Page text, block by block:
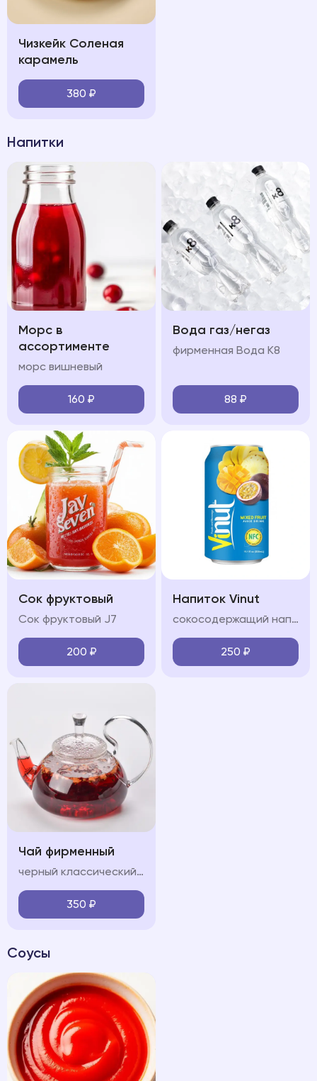
Чизкейк Соленая
карамель
380 ₽
Напитки
Морс в
ассортименте
морс вишневый
160 ₽
Вода газ/негаз
фирменная Вода К8
88 ₽
Сок фруктовый
Сок фруктовый J7
200 ₽
Напиток Vinut
сокосодержащий напиток с разными вкусами на выбор: инжир манго апельсин, яблоко, клюбника
250 ₽
Чай фирменный
черный классический/Зеленый классический/Горные травы/Лесные ягоды
350 ₽
Соусы